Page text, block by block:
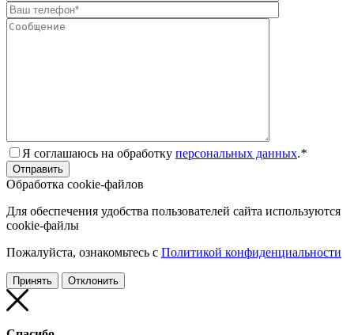
Я соглашаюсь на обработку персональных данных.*
Обработка cookie-файлов
Для обеспечения удобства пользователей сайта используются
cookie-файлы
Пожалуйста, ознакомьтесь с Политикой конфиденциальности
Принять Отклонить